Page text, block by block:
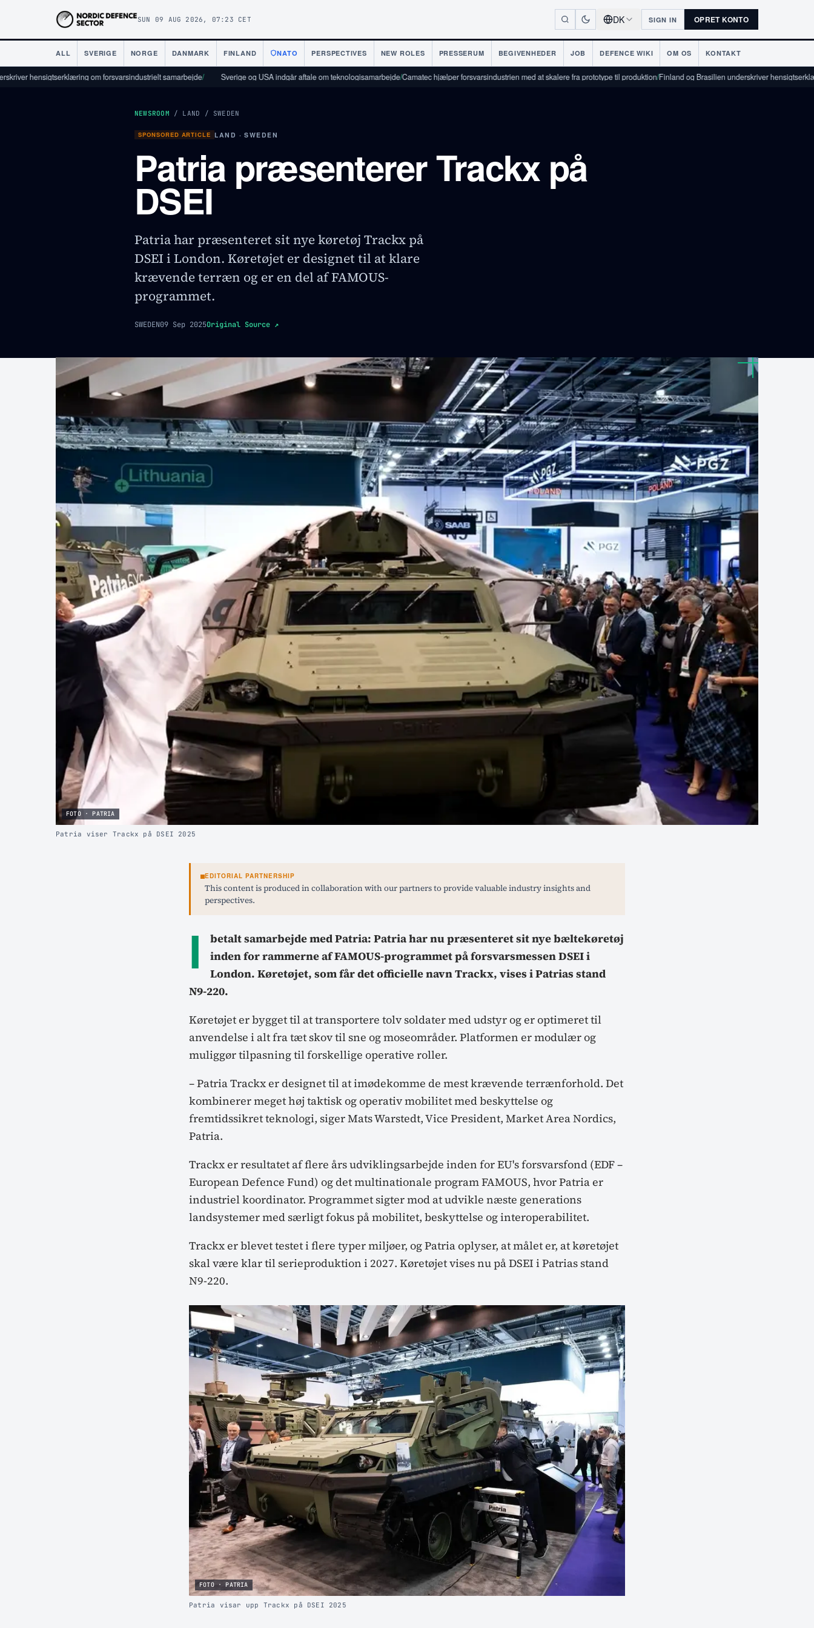
SUN 09 AUG 2026, 07:23 CET DK SIGN IN OPRET KONTO
ALL SVERIGE NORGE DANMARK FINLAND NATO PERSPECTIVES NEW ROLES PRESSERUM BEGIVENHEDER JOB DEFENCE WIKI OM OS KONTAKT
om forsvarsindustrielt samarbejde/ Sverige og USA indgår aftale om teknologisamarbejde/Camatec hjælper forsvarsindustrien med at skalere fra prototype til produktion/Finland og Brasilien underskriver hensigtserklæring om
NEWSROOM / LAND / SWEDEN
SPONSORED ARTICLE LAND · SWEDEN
Patria præsenterer Trackx på
DSEI
Patria har præsenteret sit nye køretøj Trackx på
DSEI i London. Køretøjet er designet til at klare
krævende terræn og er en del af FAMOUS-
programmet.
SWEDEN09 Sep 2025Original Source ↗
FOTO · PATRIA
Patria viser Trackx på DSEI 2025
EDITORIAL PARTNERSHIP
This content is produced in collaboration with our partners to provide valuable industry insights and
perspectives.
I
betalt samarbejde med Patria: Patria har nu præsenteret sit nye bæltekøretøj
inden for rammerne af FAMOUS-programmet på forsvarsmessen DSEI i
London. Køretøjet, som får det officielle navn Trackx, vises i Patrias stand
N9-220.
Køretøjet er bygget til at transportere tolv soldater med udstyr og er optimeret til
anvendelse i alt fra tæt skov til sne og moseområder. Platformen er modulær og
muliggør tilpasning til forskellige operative roller.
– Patria Trackx er designet til at imødekomme de mest krævende terrænforhold. Det
kombinerer meget høj taktisk og operativ mobilitet med beskyttelse og
fremtidssikret teknologi, siger Mats Warstedt, Vice President, Market Area Nordics,
Patria.
Trackx er resultatet af flere års udviklingsarbejde inden for EU's forsvarsfond (EDF –
European Defence Fund) og det multinationale program FAMOUS, hvor Patria er
industriel koordinator. Programmet sigter mod at udvikle næste generations
landsystemer med særligt fokus på mobilitet, beskyttelse og interoperabilitet.
Trackx er blevet testet i flere typer miljøer, og Patria oplyser, at målet er, at køretøjet
skal være klar til serieproduktion i 2027. Køretøjet vises nu på DSEI i Patrias stand
N9-220.
FOTO · PATRIA
Patria visar upp Trackx på DSEI 2025